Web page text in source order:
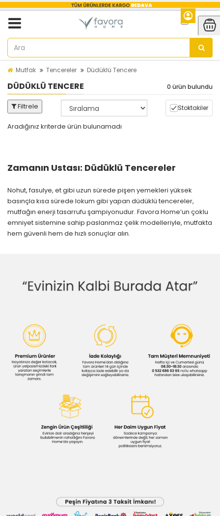
Mutfak Tencereler Düdüklü Tencere
DÜDÜKLÜ TENCERE 0 ürün bulundu
Filtrele Stoktakiler
Aradığınız kriterde ürün bulunamadı
Zamanın Ustası: Düdüklü Tencereler
Nohut, fasulye, et gibi uzun sürede pişen yemekleri yüksek
basınçla kısa sürede lokum gibi yapan düdüklü tencereler,
mutfağın enerji tasarrufu şampiyonudur. Favora Home’un çoklu
emniyet sistemine sahip paslanmaz çelik modelleriyle, mutfakta
hem güvenli hem de hızlı sonuçlar alın.